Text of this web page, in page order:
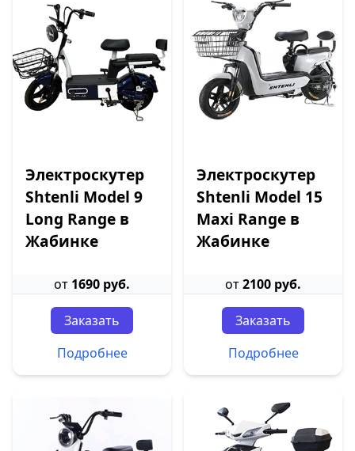
Электроскутер
Shtenli Model 9
Long Range в
Жабинке
от 1690 руб.
Заказать
Подробнее
Электроскутер
Shtenli Model 15
Maxi Range в
Жабинке
от2100 руб.
Заказать
Подробнее